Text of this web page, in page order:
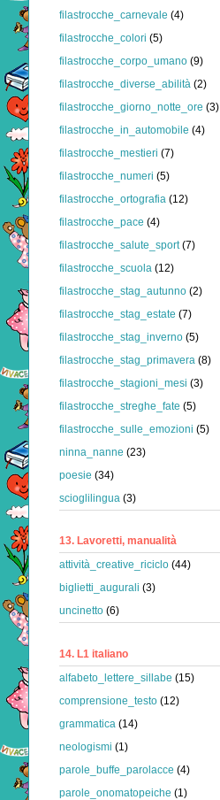
filastrocche_carnevale (4)
filastrocche_colori (5)
filastrocche_corpo_umano (9)
filastrocche_diverse_abilità (2)
filastrocche_giorno_notte_ore (3)
filastrocche_in_automobile (4)
filastrocche_mestieri (7)
filastrocche_numeri (5)
filastrocche_ortografia (12)
filastrocche_pace (4)
filastrocche_salute_sport (7)
filastrocche_scuola (12)
filastrocche_stag_autunno (2)
filastrocche_stag_estate (7)
filastrocche_stag_inverno (5)
filastrocche_stag_primavera (8)
filastrocche_stagioni_mesi (3)
filastrocche_streghe_fate (5)
filastrocche_sulle_emozioni (5)
ninna_nanne (23)
poesie (34)
scioglilingua (3)
13. Lavoretti, manualità
attività_creative_riciclo (44)
biglietti_augurali (3)
uncinetto (6)
14. L1 italiano
alfabeto_lettere_sillabe (15)
comprensione_testo (12)
grammatica (14)
neologismi (1)
parole_buffe_parolacce (4)
parole_onomatopeiche (1)